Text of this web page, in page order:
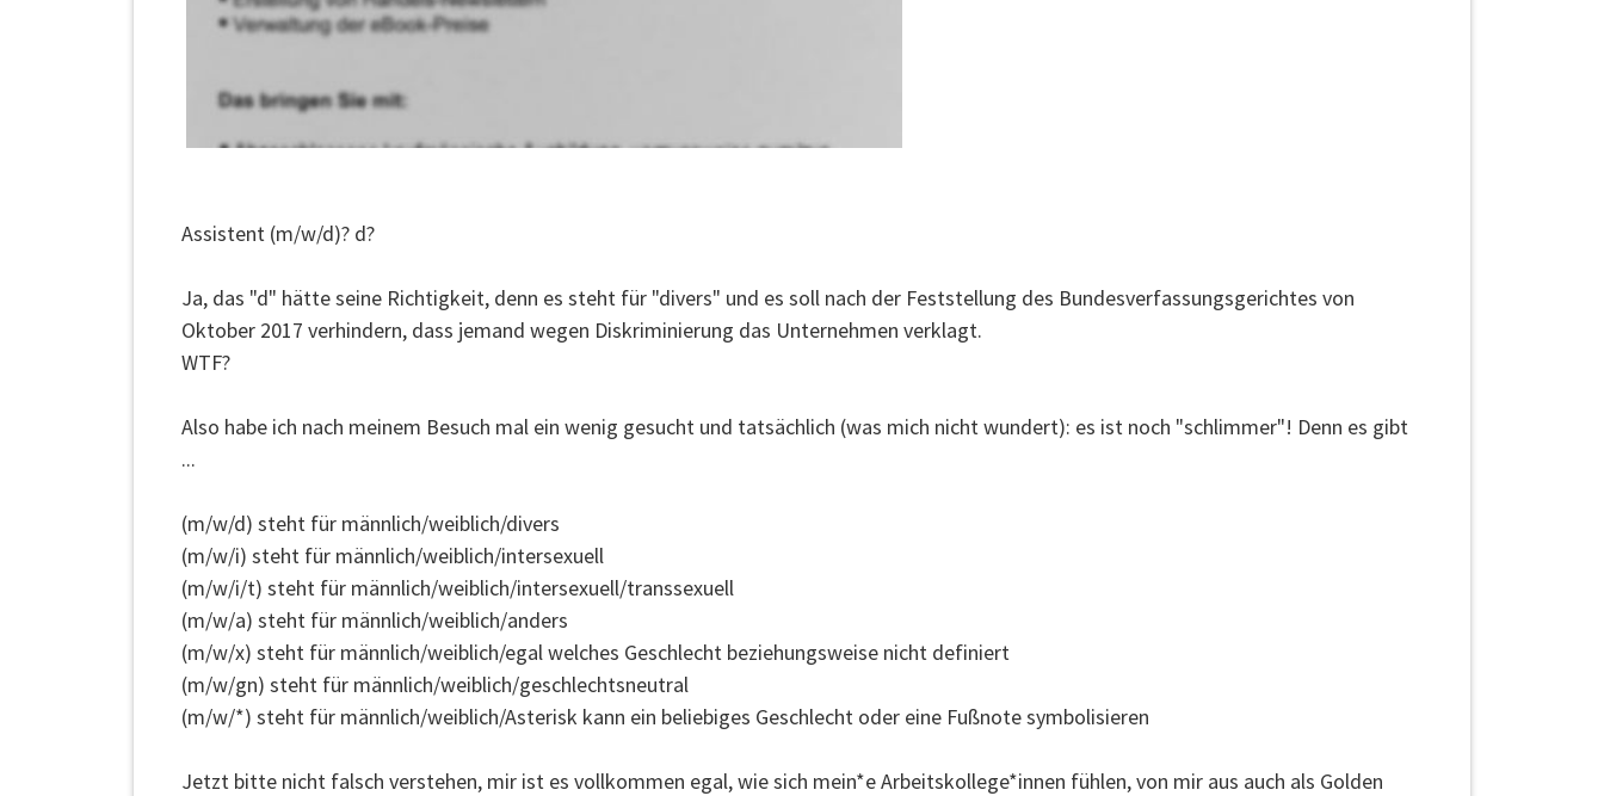
Assistent (m/w/d)? d?
Ja, das "d" hätte seine Richtigkeit, denn es steht für "divers" und es soll nach der Feststellung des Bundesverfassungsgerichtes von
Oktober 2017 verhindern, dass jemand wegen Diskriminierung das Unternehmen verklagt.
WTF?
Also habe ich nach meinem Besuch mal ein wenig gesucht und tatsächlich (was mich nicht wundert): es ist noch "schlimmer"! Denn es gibt
...
(m/w/d) steht für männlich/weiblich/divers
(m/w/i) steht für männlich/weiblich/intersexuell
(m/w/i/t) steht für männlich/weiblich/intersexuell/transsexuell
(m/w/a) steht für männlich/weiblich/anders
(m/w/x) steht für männlich/weiblich/egal welches Geschlecht beziehungsweise nicht definiert
(m/w/gn) steht für männlich/weiblich/geschlechtsneutral
(m/w/*) steht für männlich/weiblich/Asterisk kann ein beliebiges Geschlecht oder eine Fußnote symbolisieren
Jetzt bitte nicht falsch verstehen, mir ist es vollkommen egal, wie sich mein*e Arbeitskollege*innen fühlen, von mir aus auch als Golden